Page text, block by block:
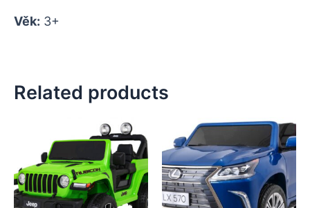
Věk: 3+
Related products